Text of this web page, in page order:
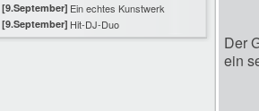
[9.September] Ein echtes Kunstwerk
[9.September] Hit-DJ-Duo
Der
ein